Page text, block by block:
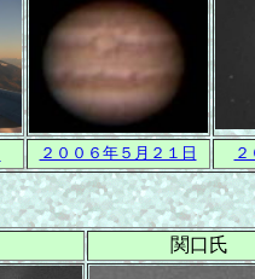
２００６年５月２１日
関口氏